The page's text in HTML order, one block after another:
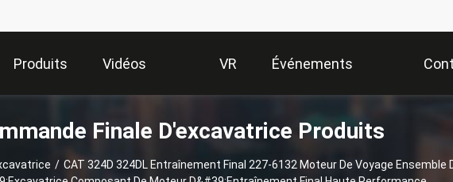
Produits Vidéos VR
Show
Événements
Finale D'excavatrice Produits
/ CAT 324D 324DL Entraînement Final 227-6132 Moteur De Voyage Ensemble